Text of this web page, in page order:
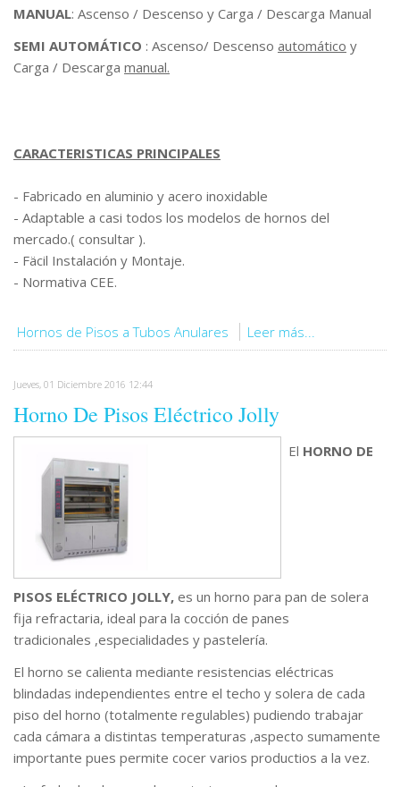
MANUAL: Ascenso / Descenso y Carga / Descarga Manual
SEMI AUTOMÁTICO : Ascenso/ Descenso automático y
Carga / Descarga manual.
CARACTERISTICAS PRINCIPALES
- Fabricado en aluminio y acero inoxidable
- Adaptable a casi todos los modelos de hornos del
mercado.( consultar ).
- Fäcil Instalación y Montaje.
- Normativa CEE.
Hornos de Pisos a Tubos Anulares Leer más...
Jueves, 01 Diciembre 2016 12:44
Horno De Pisos Eléctrico Jolly
El HORNO DE
PISOS ELÉCTRICO JOLLY, es un horno para pan de solera
fija refractaria, ideal para la cocción de panes
tradicionales ,especialidades y pastelería.
El horno se calienta mediante resistencias eléctricas
blindadas independientes entre el techo y solera de cada
piso del horno (totalmente regulables) pudiendo trabajar
cada cámara a distintas temperaturas ,aspecto sumamente
importante pues permite cocer varios productios a la vez.